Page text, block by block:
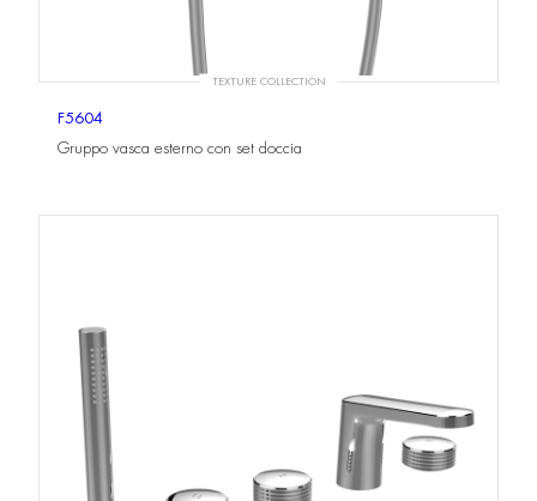
TEXTURE COLLECTION
F5604
Gruppo vasca esterno con set doccia